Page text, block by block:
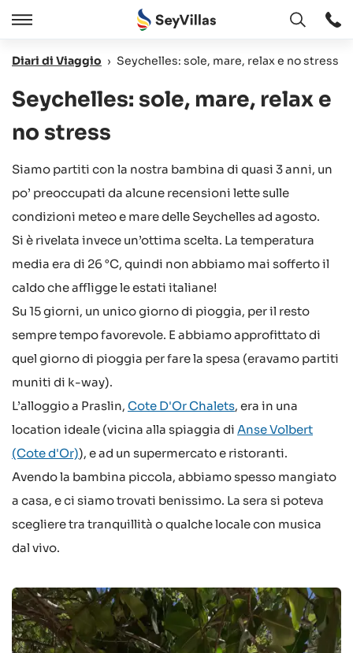
Chiudere
Aperto
Diari di Viaggio › Seychelles: sole, mare, relax e no stress
Seychelles: sole, mare, relax e
no stress
Siamo partiti con la nostra bambina di quasi 3 anni, un
po’ preoccupati da alcune recensioni lette sulle
condizioni meteo e mare delle Seychelles ad agosto.
Si è rivelata invece un’ottima scelta. La temperatura
media era di 26 °C, quindi non abbiamo mai sofferto il
caldo che affligge le estati italiane!
Su 15 giorni, un unico giorno di pioggia, per il resto
sempre tempo favorevole. E abbiamo approfittato di
quel giorno di pioggia per fare la spesa (eravamo partiti
muniti di k-way).
L’alloggio a Praslin, Cote D'Or Chalets, era in una
location ideale (vicina alla spiaggia di Anse Volbert
(Cote d'Or)), e ad un supermercato e ristoranti.
Avendo la bambina piccola, abbiamo spesso mangiato
a casa, e ci siamo trovati benissimo. La sera si poteva
scegliere tra tranquillità o qualche locale con musica
dal vivo.